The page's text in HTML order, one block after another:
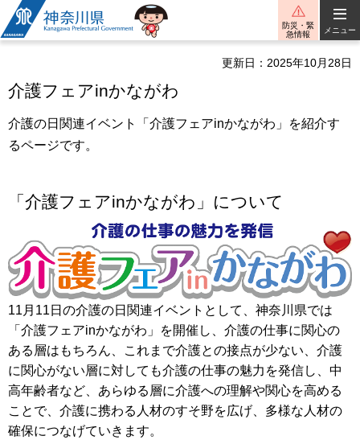
神奈川県
防災・緊
急情報
メニュー
更新日：2025年10月28日
介護フェアinかながわ
介護の日関連イベント「介護フェアinかながわ」を紹介す
るページです。
「介護フェアinかながわ」について
11月11日の介護の日関連イベントとして、神奈川県では
「介護フェアinかながわ」を開催し、介護の仕事に関心の
ある層はもちろん、これまで介護との接点が少ない、介護
に関心がない層に対しても介護の仕事の魅力を発信し、中
高年齢者など、あらゆる層に介護への理解や関心を高める
ことで、介護に携わる人材のすそ野を広げ、多様な人材の
確保につなげていきます。